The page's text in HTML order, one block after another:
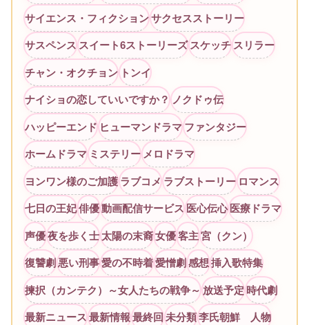
サイエンス・フィクション サクセスストーリー
サスペンス スイート6ストーリーズ スケッチ スリラー
チャン・オクチョン トンイ
ナイショの恋していいですか？ ノクドゥ伝
ハッピーエンド ヒューマンドラマ ファンタジー
ホームドラマ ミステリー メロドラマ
ヨンワン様のご加護 ラブコメ ラブストーリー ロマンス
七日の王妃 俳優 動画配信サービス 医心伝心 医療ドラマ
声優 夜を歩く士 太陽の末裔 女優 客主 宮（クン）
復讐劇 悪い刑事 愛の不時着 愛憎劇 感想 挿入歌特集
揀択（カンテク）～女人たちの戦争～ 放送予定 時代劇
最新ニュース 最新情報 最終回 未分類 李氏朝鮮 人物